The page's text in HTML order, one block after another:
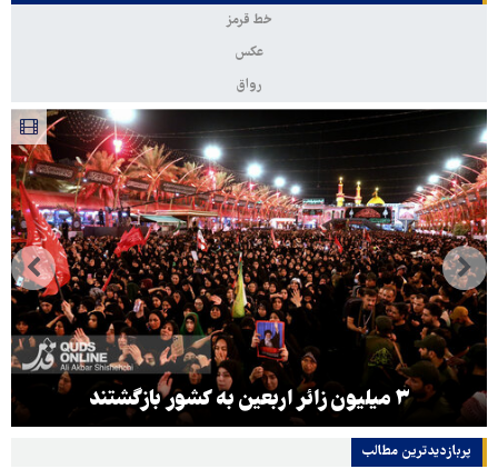
خط قرمز
عکس
رواق
۳ میلیون زائر اربعین به کشور بازگشتند
پربازدیدترین‌ مطالب